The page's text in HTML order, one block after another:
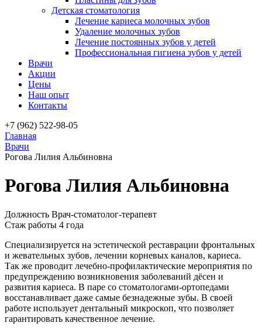
Детская стоматология
Лечение кариеса молочных зубов
Удаление молочных зубов
Лечение постоянных зубов у детей
Профессиональная гигиена зубов у детей
Врачи
Акции
Цены
Наш опыт
Контакты
+7 (962) 522-98-05
Главная
Врачи
Рогова Лилия Альбиновна
Рогова Лилия Альбиновна
Должность Врач-стоматолог-терапевт
Cтаж работы 4 года
Специализируется на эстетической реставрации фронтальных
и жевательных зубов, лечении корневых каналов, кариеса.
Так же проводит лечебно-профилактические мероприятия по
предупреждению возникновения заболеваний дёсен и
развития кариеса. В паре со стоматологами-ортопедами
восстанавливает даже самые безнадежные зубы. В своей
работе использует дентальный микроскоп, что позволяет
гарантировать качественное лечение.